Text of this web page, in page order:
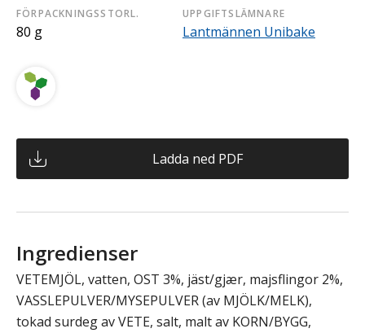
FÖRPACKNINGSSTORL.
80 g
UPPGIFTSLÄMNARE
Lantmännen Unibake
Ladda ned PDF
Ingredienser
VETEMJÖL, vatten, OST 3%, jäst/gjær, majsflingor 2%,
VASSLEPULVER/MYSEPULVER (av MJÖLK/MELK),
tokad surdeg av VETE, salt, malt av KORN/BYGG,